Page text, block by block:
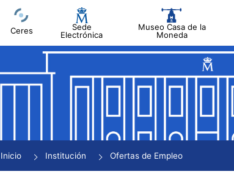
Ceres
Sede
Electrónica
Museo Casa de la
Moneda
Mostrar/Ocultar
Mostrar/Ocultar
Inicio Institución Ofertas de Empleo